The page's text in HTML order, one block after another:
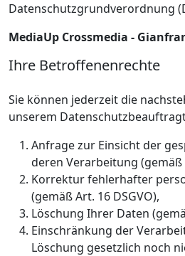
Datenschutzgrundverordnung
MediaUp Crossmedia -
Ihre Betroffenenrechte
Sie können jederzeit die
unserem
Anfrage zur Einsicht der
deren Verarbeitung (gemäß
Korrektur fehlerhafter
(gemäß Art. 16 DSGVO),
Löschung Ihrer Daten
Einschränkung der
Löschung gesetzlich noch